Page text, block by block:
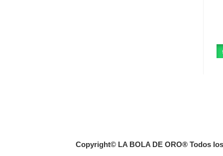
Copyright© LA BOLA DE ORO® Todos